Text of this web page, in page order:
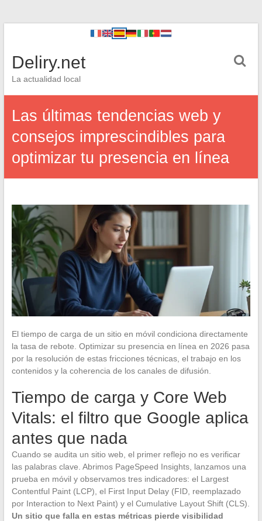
Deliry.net
La actualidad local
Las últimas tendencias web y
consejos imprescindibles para
optimizar tu presencia en línea
El tiempo de carga de un sitio en móvil condiciona directamente
la tasa de rebote. Optimizar su presencia en línea en 2026 pasa
por la resolución de estas fricciones técnicas, el trabajo en los
contenidos y la coherencia de los canales de difusión.
Tiempo de carga y Core Web
Vitals: el filtro que Google aplica
antes que nada
Cuando se audita un sitio web, el primer reflejo no es verificar
las palabras clave. Abrimos PageSpeed Insights, lanzamos una
prueba en móvil y observamos tres indicadores: el Largest
Contentful Paint (LCP), el First Input Delay (FID, reemplazado
por Interaction to Next Paint) y el Cumulative Layout Shift (CLS).
Un sitio que falla en estas métricas pierde visibilidad